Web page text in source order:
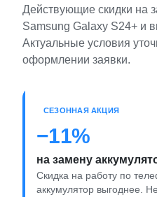
Действующие скидки на
Samsung Galaxy S24+ и
Актуальные условия
оформлении заявки.
СЕЗОННАЯ АКЦИЯ
−11%
на замену
Скидка на работу по
аккумулятор выгоднее.